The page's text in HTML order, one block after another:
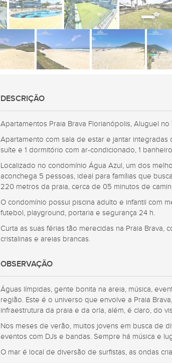
DESCRIÇÃO
Apartamentos Praia Brava Florianópolis, Aluguel no
Apartamento com sala de estar e jantar integradas
suíte e 1 dormitório com ar-condicionado, 1
Localizado no condomínio Água Azul, um dos
aconchega 5 pessoas, ideal para famílias que
220 metros da praia, cerca de 05 minutos de
O condomínio possui piscina adulto e infantil com
futebol, playground, portaria e segurança 24 h.
Curta as suas férias tão merecidas na Praia Brava,
cristalinas e areias brancas.
OBSERVAÇÃO
Águas límpidas, gente bonita na areia, música,
região. Este é o universo que envolve a Praia
infraestrutura da praia e da orla, além, é claro, do
Nos meses de verão, muitos jovens em busca de
eventos com DJs e bandas. Sempre há música e
O mar é local de diversão de surfistas, as ondas